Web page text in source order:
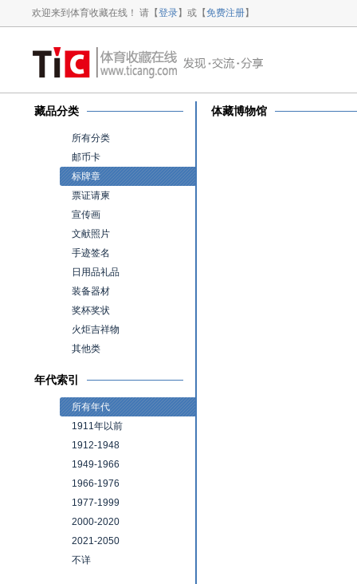
欢迎来到体育收藏在线！ 请【登录】或【免费注册】
藏品分类
所有分类
邮币卡
标牌章
票证请柬
宣传画
文献照片
手迹签名
日用品礼品
装备器材
奖杯奖状
火炬吉祥物
其他类
年代索引
所有年代
1911年以前
1912-1948
1949-1966
1966-1976
1977-1999
2000-2020
2021-2050
不详
体藏博物馆